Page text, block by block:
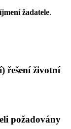
žadatele.
řešení životní
požadovány